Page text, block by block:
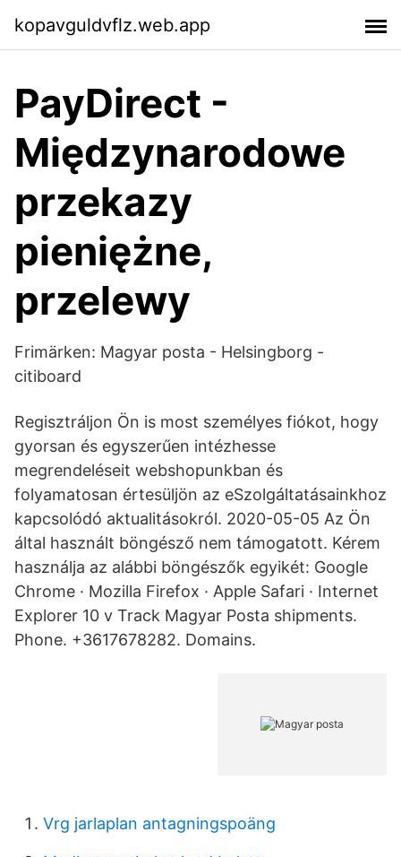
kopavguldvflz.web.app
PayDirect -
Międzynarodowe
przekazy
pieniężne,
przelewy
Frimärken: Magyar posta - Helsingborg -
citiboard
Regisztráljon Ön is most személyes fiókot, hogy
gyorsan és egyszerűen intézhesse
megrendeléseit webshopunkban és
folyamatosan értesüljön az eSzolgáltatásainkhoz
kapcsolódó aktualitásokról. 2020-05-05 Az Ön
által használt böngésző nem támogatott. Kérem
használja az alábbi böngészők egyikét: Google
Chrome · Mozilla Firefox · Apple Safari · Internet
Explorer 10 v Track Magyar Posta shipments.
Phone. +3617678282. Domains.
Vrg jarlaplan antagningspoäng